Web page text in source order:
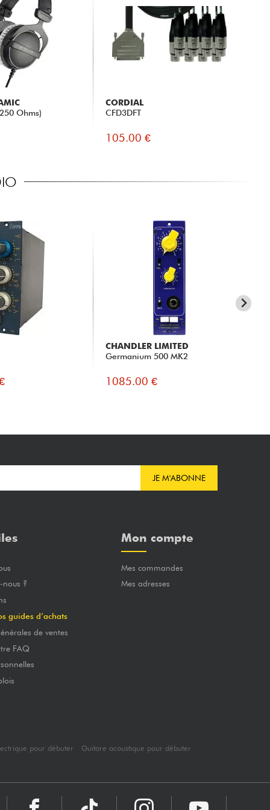
Ohms)
CORDIAL
CFD3DFT
105.00 €
CHANDLER LIMITED
Germanium 500 MK2
1085.00 €
JE M'ABONNE
nous ?
guides d’achats
de ventes
FAQ
Mon compte
Mes commandes
Mes adresses
pour débuter Guitare acoustique pour débuter